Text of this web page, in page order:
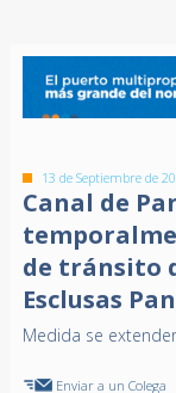
13 de Septiembre de
Canal de
de tránsito
Esclusas
Medida se
Enviar a un Colega